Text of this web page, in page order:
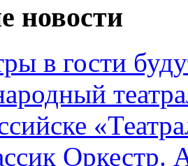
новости
в гости
Оркестр.